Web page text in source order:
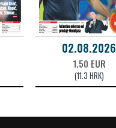
02.08.2026
1.50 EUR
(11.3 HRK)